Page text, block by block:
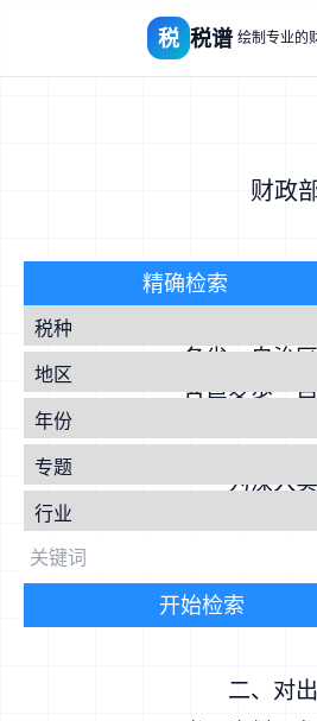
税 税谱 绘制专业的
财政
各省、自治
总局各省、
为深入实施
一、对科
研究、科技
二、对出
精确检索
开始检索